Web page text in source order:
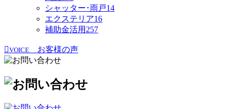
シャッター･雨戸14
エクステリア16
補助金活用 257
VOICE お客様の声